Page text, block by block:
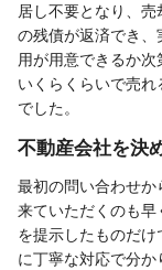
居し不要となり、
の残債が返済でき
用が用意できるか
いくらくらいで売
でした。
不動産会社を決
最初の問い合わせか
来ていただくのも
を提示したものだ
に丁寧な対応で分